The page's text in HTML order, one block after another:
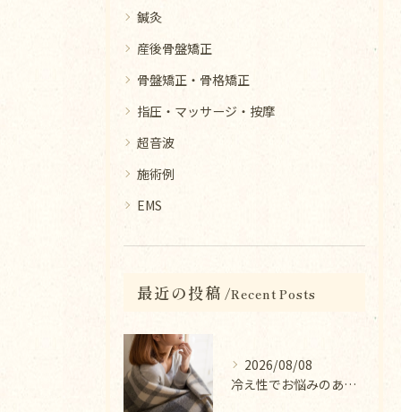
鍼灸
産後骨盤矯正
骨盤矯正・骨格矯正
指圧・マッサージ・按摩
超音波
施術例
EMS
最近の投稿 Recent Posts
2026/08/08
冷え性でお悩みのあなたへ｜冷え性改善コース